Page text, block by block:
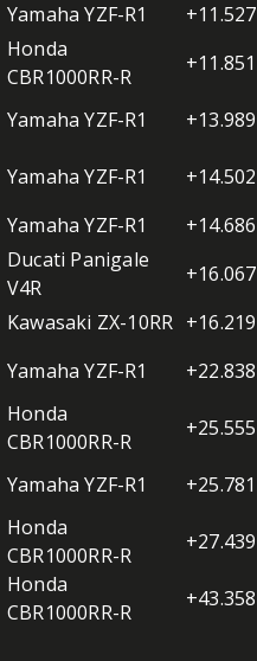
Yamaha YZF-R1
+11.527
Honda
CBR1000RR-R
+11.851
Yamaha YZF-R1 +13.989
Yamaha YZF-R1
+14.502
Yamaha YZF-R1
+14.686
Ducati Panigale
V4R
+16.067
Kawasaki ZX-10RR +16.219
Yamaha YZF-R1 +22.838
Honda
CBR1000RR-R
+25.555
Yamaha YZF-R1 +25.781
Honda
CBR1000RR-R
+27.439
Honda
CBR1000RR-R
+43.358